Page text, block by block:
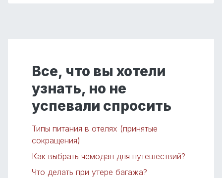
Все, что вы хотели
узнать, но не
успевали спросить
Типы питания в отелях (принятые
сокращения)
Как выбрать чемодан для путешествий?
Что делать при утере багажа?